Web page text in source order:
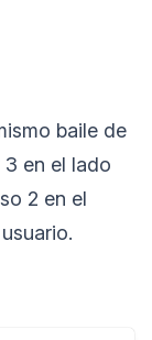
baile de
3 en el lado
2 en el